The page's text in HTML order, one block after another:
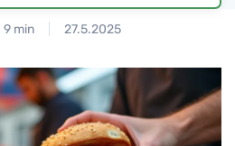
9 min 27.5.2025